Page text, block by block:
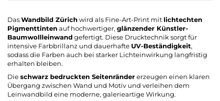
DasWandbild Zürichwird als Fine-Art-Print mit lichtechten
Pigmenttintenauf hochwertiger, glänzender Künstler-
Baumwollleinwand gefertigt. Diese Drucktechnik sorgt für
intensive Farbbrillanz und dauerhafte UV-Beständigkeit,
sodass die Farben auch bei starker Lichteinwirkung langfristig
erhalten bleiben.
Dieschwarz bedruckten Seitenrändererzeugen einen klaren
Übergang zwischen Wand und Motiv und verleihen dem
Leinwandbild eine moderne, galerieartige Wirkung.